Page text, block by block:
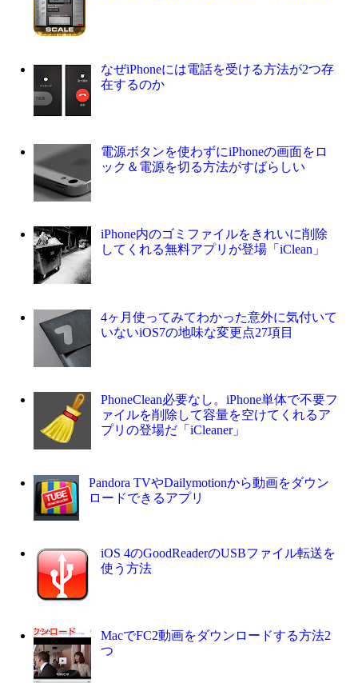
なぜiPhoneには電話を受ける方法が2つ存
在するのか
電源ボタンを使わずにiPhoneの画面をロ
ック＆電源を切る方法がすばらしい
iPhone内のゴミファイルをきれいに削除
してくれる無料アプリが登場「iClean」
4ヶ月使ってみてわかった意外に気付いて
いないiOS7の地味な変更点27項目
PhoneClean必要なし。iPhone単体で不要フ
ァイルを削除して容量を空けてくれるア
プリの登場だ「iCleaner」
Pandora TVやDailymotionから動画をダウン
ロードできるアプリ
iOS 4のGoodReaderのUSBファイル転送を
使う方法
MacでFC2動画をダウンロードする方法2
つ